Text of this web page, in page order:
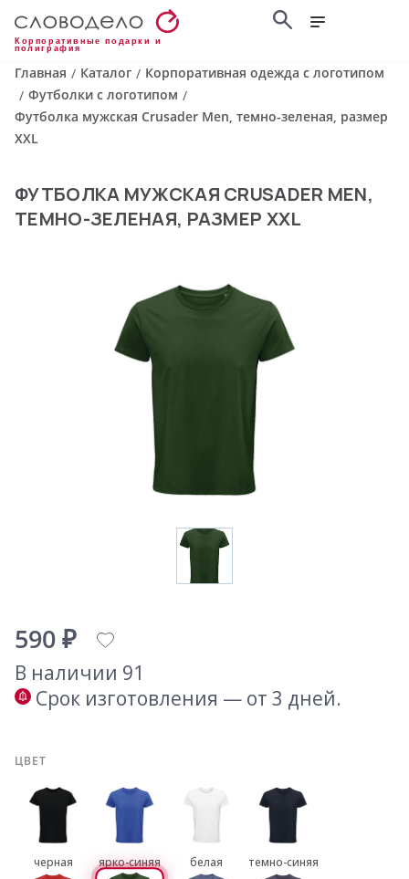
Корпоративные подарки и
полиграфия
Главная / Каталог / Корпоративная одежда с логотипом
/ Футболки с логотипом /
Футболка мужская Crusader Men, темно-зеленая, размер
XXL
ФУТБОЛКА МУЖСКАЯ CRUSADER MEN,
ТЕМНО-ЗЕЛЕНАЯ, РАЗМЕР XXL
590 ₽
В наличии 91
Срок изготовления — от 3 дней.
ЦВЕТ
черная ярко-синяя белая темно-синяя